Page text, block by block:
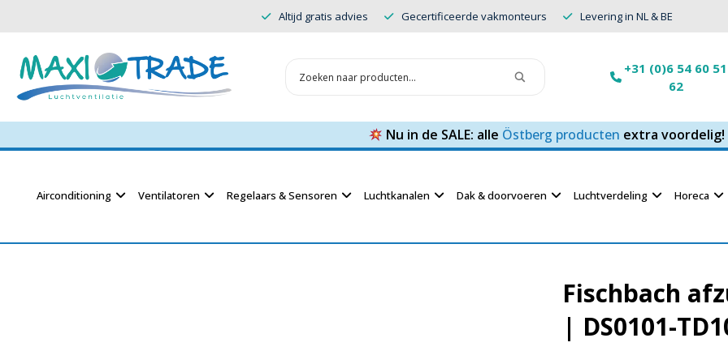
Altijd gratis advies Gecertificeerde vakmonteurs Levering in NL & BE
+31 (0)6 54 60 51
62
Nu in de SALE: alle Östberg producten extra voordelig!
Airconditioning Ventilatoren Regelaars & Sensoren Luchtkanalen Dak & doorvoeren Luchtverdeling Horeca
Fischbach
| DS0101-